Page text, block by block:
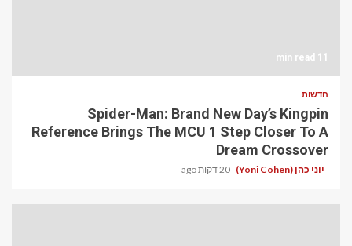
11 min read
חדשות
Spider-Man: Brand New Day’s Kingpin
Reference Brings The MCU 1 Step Closer To A
Dream Crossover
יוני כהן (Yoni Cohen) 20 דקות ago